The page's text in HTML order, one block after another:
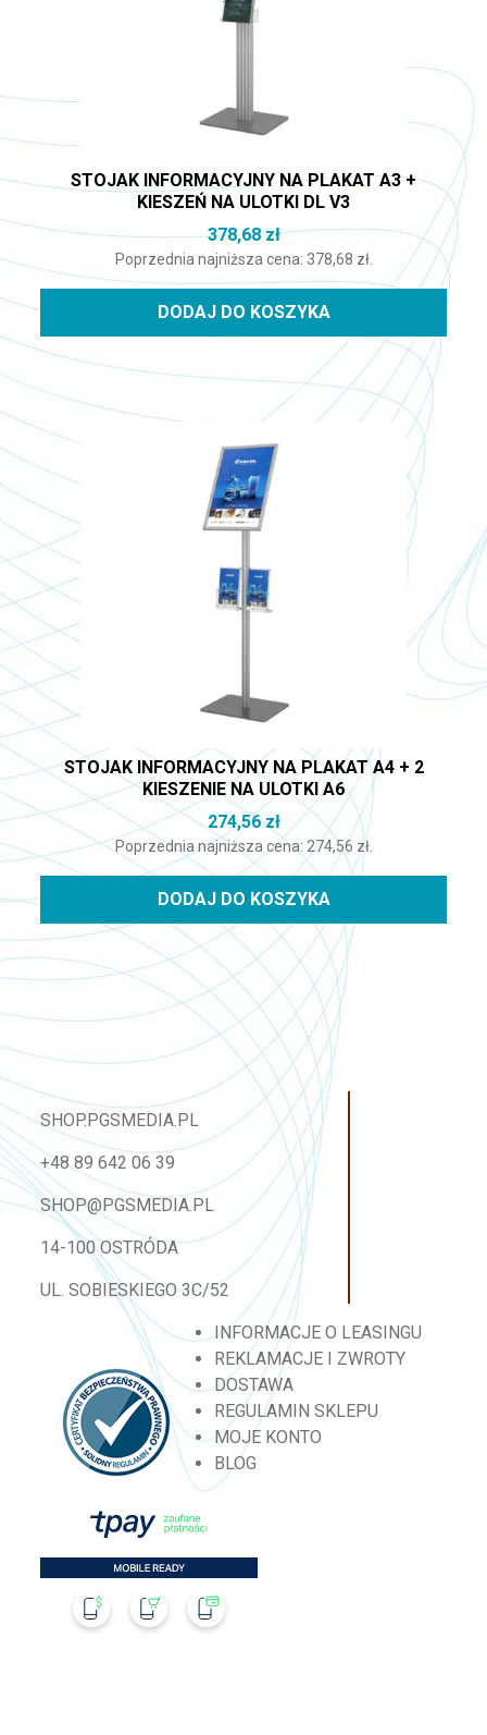
STOJAK INFORMACYJNY NA PLAKAT A3 +
KIESZEŃ NA ULOTKI DL V3
378,68 zł
Poprzednia najniższa cena: 378,68 zł.
DODAJ DO KOSZYKA
STOJAK INFORMACYJNY NA PLAKAT A4 + 2
KIESZENIE NA ULOTKI A6
274,56 zł
Poprzednia najniższa cena: 274,56 zł.
DODAJ DO KOSZYKA
SHOP.PGSMEDIA.PL
+48 89 642 06 39
SHOP@PGSMEDIA.PL
14-100 OSTRÓDA
UL. SOBIESKIEGO 3C/52
INFORMACJE O LEASINGU
REKLAMACJE I ZWROTY
DOSTAWA
REGULAMIN SKLEPU
MOJE KONTO
BLOG